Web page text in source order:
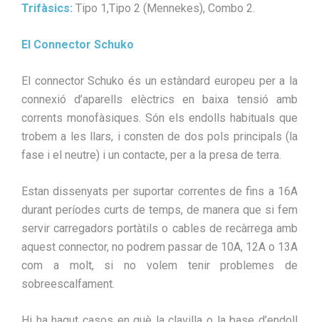
Trifàsics: Tipo 1,Tipo 2 (Mennekes), Combo 2.
El Connector Schuko
El connector Schuko és un estàndard europeu per a la
connexió d’aparells elèctrics en baixa tensió amb
corrents monofàsiques. Són els endolls habituals que
trobem a les llars, i consten de dos pols principals (la
fase i el neutre) i un contacte, per a la presa de terra.
Estan dissenyats per suportar correntes de fins a 16A
durant períodes curts de temps, de manera que si fem
servir carregadors portàtils o cables de recàrrega amb
aquest connector, no podrem passar de 10A, 12A o 13A
com a molt, si no volem tenir problemes de
sobreescalfament.